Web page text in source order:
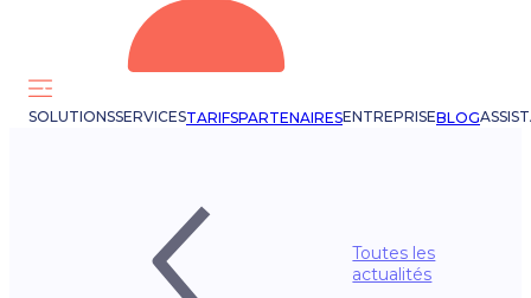
SOLUTIONSSERVICESTARIFSPARTENAIRESENTREPRISEBLOG
Toutes les
actualités